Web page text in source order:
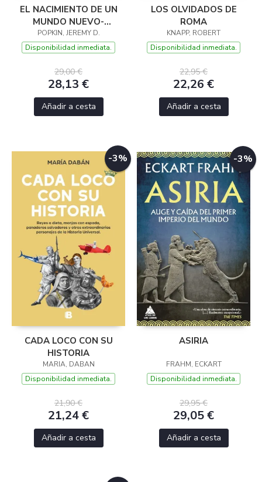
EL NACIMIENTO DE UN
MUNDO NUEVO-
RÚSTICA
POPKIN, JEREMY D.
Disponibilidad inmediata.
29,00 €
28,13 €
Añadir a cesta
LOS OLVIDADOS DE
ROMA
KNAPP, ROBERT
Disponibilidad inmediata.
22,95 €
22,26 €
Añadir a cesta
-3%
CADA LOCO CON SU
HISTORIA
MARIA, DABAN
Disponibilidad inmediata.
21,90 €
21,24 €
Añadir a cesta
-3%
ASIRIA
FRAHM, ECKART
Disponibilidad inmediata.
29,95 €
29,05 €
Añadir a cesta